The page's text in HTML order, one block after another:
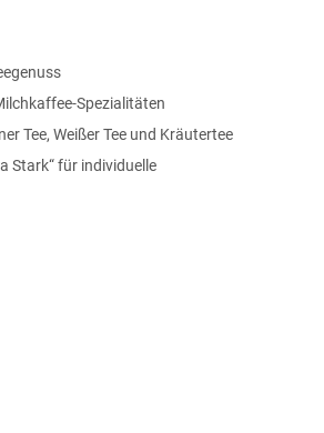
Spezialitäten
Tee, Weißer Tee und Kräutertee
Stark“ für individuelle